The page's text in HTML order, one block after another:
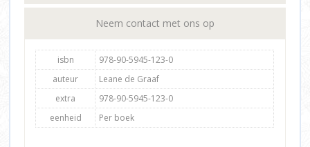
Neem contact met ons op
isbn
978-90-5945-123-0
auteur
Leane de Graaf
extra
978-90-5945-123-0
eenheid
Per boek